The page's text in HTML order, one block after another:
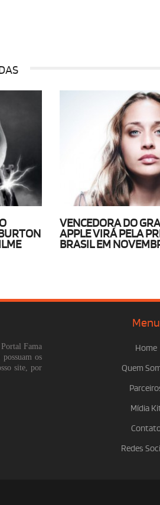
VENCEDORA DO
APPLE VIRÁ PELA
BRASIL EM
Fama
os
site, por
Menu
Home
Quem
Mídia
Redes